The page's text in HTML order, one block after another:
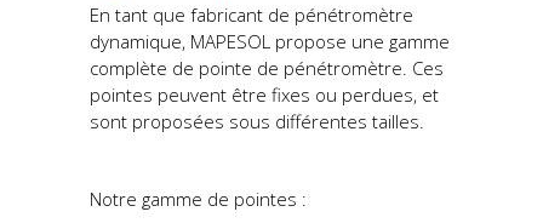
En tant que fabricant de pénétromètre
dynamique, MAPESOL propose une gamme
complète de pointe de pénétromètre. Ces
pointes peuvent être fixes ou perdues, et
sont proposées sous différentes tailles.
Notre gamme de pointes :